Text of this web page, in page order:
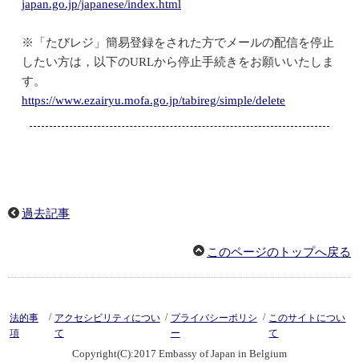
japan.go.jp/japanese/index.html
※「たびレジ」簡易登録をされた方でメールの配信を停止
したい方は，以下のURLから停止手続きをお願いいたしま
す。
https://www.ezairyu.mofa.go.jp/tabireg/simple/delete
過去記事
このページのトップへ戻る
法的事
項
/ アクセシビリティについ
て
/ プライバシーポリシ
ー
/ このサイトについ
て
Copyright(C):2017 Embassy of Japan in Belgium